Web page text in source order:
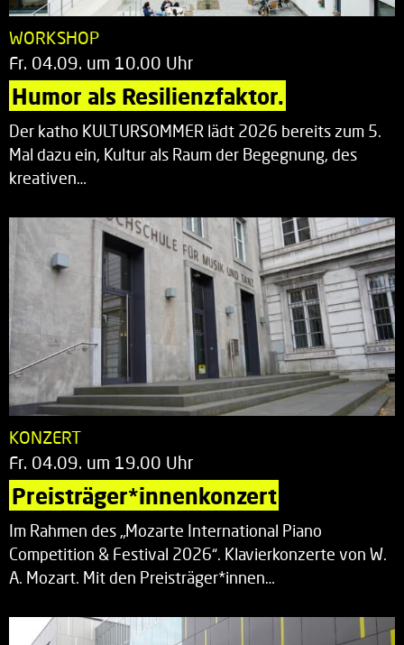
WORKSHOP
Fr. 04.09. um 10.00 Uhr
Humor als Resilienzfaktor.
Der katho KULTURSOMMER lädt 2026 bereits zum 5.
Mal dazu ein, Kultur als Raum der Begegnung, des
kreativen…
KONZERT
Fr. 04.09. um 19.00 Uhr
Preisträger*innenkonzert
Im Rahmen des „Mozarte International Piano
Competition & Festival 2026“. Klavierkonzerte von W.
A. Mozart. Mit den Preisträger*innen…